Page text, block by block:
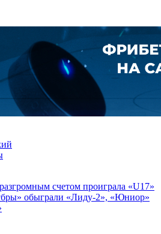
счетом проиграла «U17»
обыграли «Лиду-2», «Юниор»